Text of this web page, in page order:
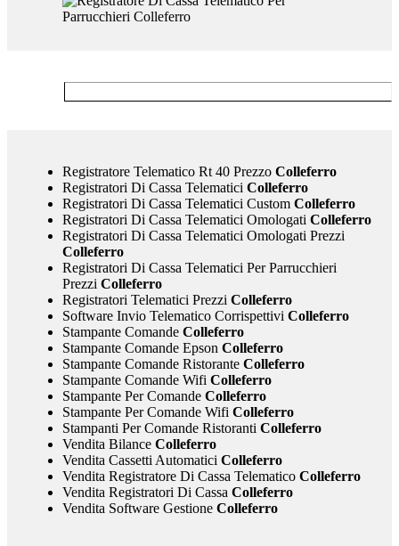
Registratore Telematico Rt 40 PrezzoColleferro
Registratori Di Cassa Telematici Colleferro
Registratori Di Cassa Telematici CustomColleferro
Registratori Di Cassa Telematici Omologati Colleferro
Registratori Di Cassa Telematici Omologati Prezzi
Colleferro
Registratori Di Cassa Telematici Per Parrucchieri
Prezzi Colleferro
Registratori Telematici Prezzi Colleferro
Software Invio Telematico Corrispettivi Colleferro
Stampante ComandeColleferro
Stampante Comande Epson Colleferro
Stampante Comande RistoranteColleferro
Stampante Comande Wifi Colleferro
Stampante Per ComandeColleferro
Stampante Per Comande Wifi Colleferro
Stampanti Per Comande Ristoranti Colleferro
Vendita BilanceColleferro
Vendita Cassetti Automatici Colleferro
Vendita Registratore Di Cassa TelematicoColleferro
Vendita Registratori Di Cassa Colleferro
Vendita Software GestioneColleferro